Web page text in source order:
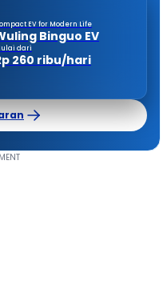
EV for Modern Life
Binguo EV
dari
260 ribu/hari